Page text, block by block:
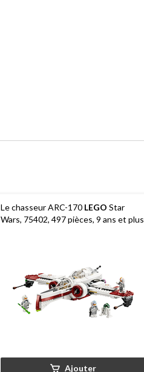
Le chasseur ARC-170 LEGO Star
Wars, 75402, 497 pièces, 9 ans et plus
Ajouter